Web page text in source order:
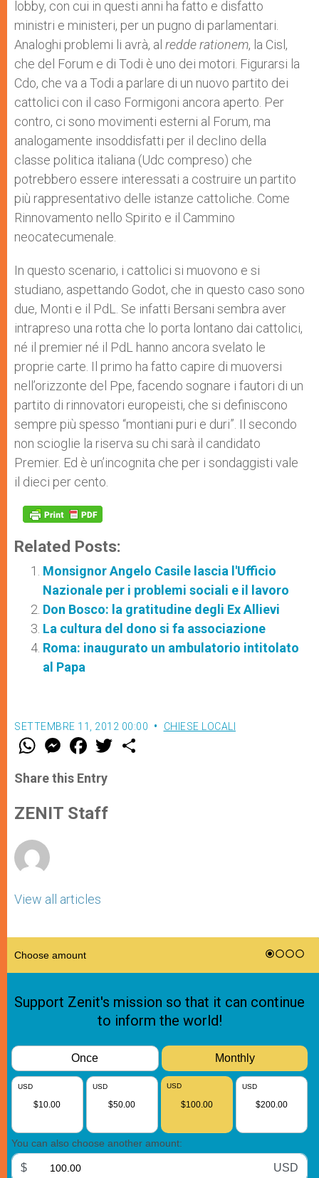
lobby, con cui in questi anni ha fatto e disfatto
ministri e ministeri, per un pugno di parlamentari.
Analoghi problemi li avrà, al redde rationem, la Cisl,
che del Forum e di Todi è uno dei motori. Figurarsi la
Cdo, che va a Todi a parlare di un nuovo partito dei
cattolici con il caso Formigoni ancora aperto. Per
contro, ci sono movimenti esterni al Forum, ma
analogamente insoddisfatti per il declino della
classe politica italiana (Udc compreso) che
potrebbero essere interessati a costruire un partito
più rappresentativo delle istanze cattoliche. Come
Rinnovamento nello Spirito e il Cammino
neocatecumenale.
In questo scenario, i cattolici si muovono e si
studiano, aspettando Godot, che in questo caso sono
due, Monti e il PdL. Se infatti Bersani sembra aver
intrapreso una rotta che lo porta lontano dai cattolici,
né il premier né il PdL hanno ancora svelato le
proprie carte. Il primo ha fatto capire di muoversi
nell’orizzonte del Ppe, facendo sognare i fautori di un
partito di rinnovatori europeisti, che si definiscono
sempre più spesso “montiani puri e duri”. Il secondo
non scioglie la riserva su chi sarà il candidato
Premier. Ed è un’incognita che per i sondaggisti vale
il dieci per cento.
Related Posts:
Monsignor Angelo Casile lascia l'Ufficio
Nazionale per i problemi sociali e il lavoro
Don Bosco: la gratitudine degli Ex Allievi
La cultura del dono si fa associazione
Roma: inaugurato un ambulatorio intitolato
al Papa
SETTEMBRE 11, 2012 00:00 CHIESE LOCALI
W
t
s
p
p
M
e
s
e
g
e
F
a
e
b
o
k
w
Share this Entry
ZENIT Staff
View all articles